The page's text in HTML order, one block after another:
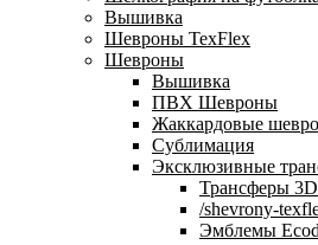
Вышивка
Шевроны TexFlex
Шевроны
Вышивка
ПВХ Шевроны
Жаккардовые
Сублимация
Эксклюзивные
Трансферы
/shevrony-
Эмблемы